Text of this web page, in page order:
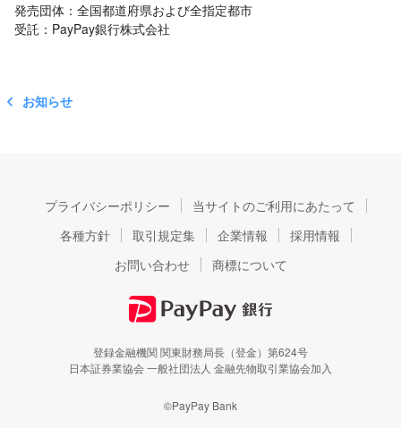
発売団体：全国都道府県および全指定都市
受託：PayPay銀行株式会社
お知らせ
プライバシーポリシー
当サイトのご利用にあたって
各種方針
取引規定集 企業情報
採用情報
お問い合わせ
商標について
登録金融機関 関東財務局長（登金）第624号
日本証券業協会 一般社団法人 金融先物取引業協会加入
©PayPay Bank